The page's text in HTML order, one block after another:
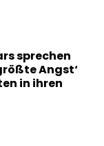
sprechen
Angst‘
in ihren